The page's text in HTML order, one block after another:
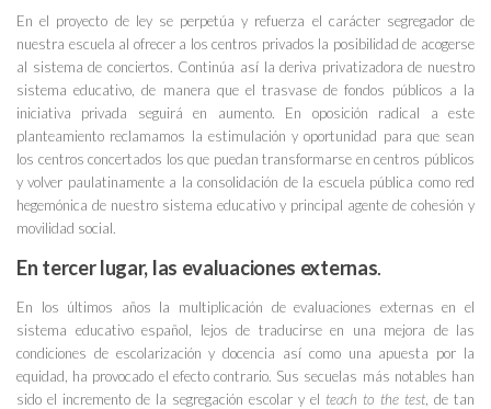
En el proyecto de ley se perpetúa y refuerza el carácter segregador de
nuestra escuela al ofrecer a los centros privados la posibilidad de acogerse
al sistema de conciertos. Continúa así la deriva privatizadora de nuestro
sistema educativo, de manera que el trasvase de fondos públicos a la
iniciativa privada seguirá en aumento. En oposición radical a este
planteamiento reclamamos la estimulación y oportunidad para que sean
los centros concertados los que puedan transformarse en centros públicos
y volver paulatinamente a la consolidación de la escuela pública como red
hegemónica de nuestro sistema educativo y principal agente de cohesión y
movilidad social.
En tercer lugar, las evaluaciones externas.
En los últimos años la multiplicación de evaluaciones externas en el
sistema educativo español, lejos de traducirse en una mejora de las
condiciones de escolarización y docencia así como una apuesta por la
equidad, ha provocado el efecto contrario. Sus secuelas más notables han
sido el incremento de la segregación escolar y el teach to the test , de tan